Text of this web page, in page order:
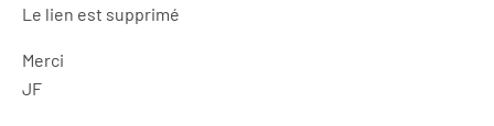
Le lien est supprimé
Merci
JF